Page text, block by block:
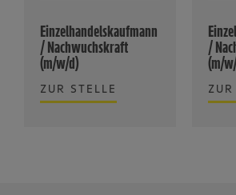
Einzelhandelskaufmann
/ Nachwuchskraft
(m/w/d)
ZUR STELLE
/
(m/